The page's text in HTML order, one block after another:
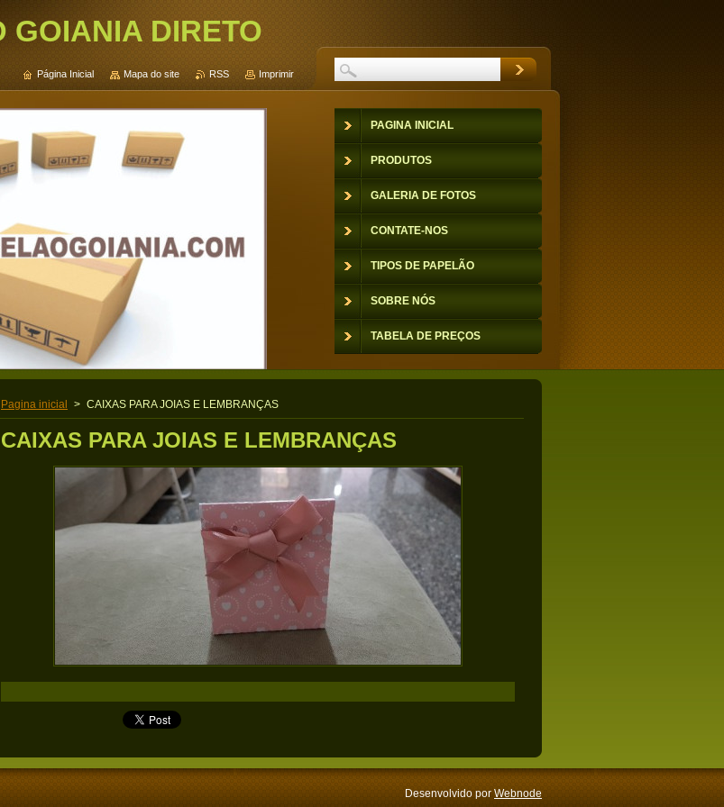
GOIANIA DIRETO
Pagina inicial > CAIXAS PARA JOIAS E LEMBRANÇAS
CAIXAS PARA JOIAS E LEMBRANÇAS
PAGINA INICIAL
PRODUTOS
GALERIA DE FOTOS
CONTATE-NOS
TIPOS DE PAPELÃO
SOBRE NÓS
TABELA DE PREÇOS
Página Inicial Mapa do site RSS Imprimir
Desenvolvido por Webnode